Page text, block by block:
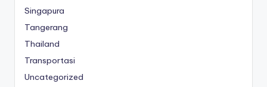
Singapura
Tangerang
Thailand
Transportasi
Uncategorized